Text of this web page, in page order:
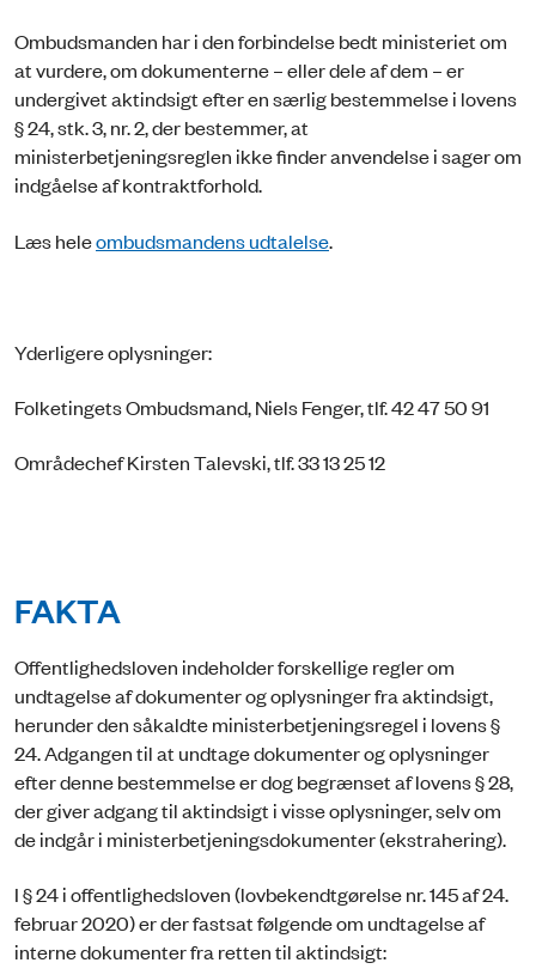
Ombudsmanden har i den forbindelse bedt ministeriet om
at vurdere, om dokumenterne – eller dele af dem – er
undergivet aktindsigt efter en særlig bestemmelse i lovens
§ 24, stk. 3, nr. 2, der bestemmer, at
ministerbetjeningsreglen ikke finder anvendelse i sager om
indgåelse af kontraktforhold.
Læs heleombudsmandens udtalelse.
Yderligere oplysninger:
Folketingets Ombudsmand, Niels Fenger, tlf. 42 47 50 91
Områdechef Kirsten Talevski, tlf. 33 13 25 12
FAKTA
Offentlighedsloven indeholder forskellige regler om
undtagelse af dokumenter og oplysninger fra aktindsigt,
herunder den såkaldte ministerbetjeningsregel i lovens §
24. Adgangen til at undtage dokumenter og oplysninger
efter denne bestemmelse er dog begrænset af lovens § 28,
der giver adgang til aktindsigt i visse oplysninger, selv om
de indgår i ministerbetjeningsdokumenter (ekstrahering).
I § 24 i offentlighedsloven (lovbekendtgørelse nr. 145 af 24.
februar 2020) er der fastsat følgende om undtagelse af
interne dokumenter fra retten til aktindsigt: